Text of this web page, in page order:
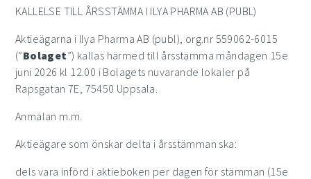
KALLELSE TILL ÅRSSTÄMMA I ILYA PHARMA AB (PUBL)
Aktieägarna i Ilya Pharma AB (publ), org.nr 559062-6015
(”Bolaget”) kallas härmed till årsstämma måndagen 15e
juni 2026 kl 12.00 i Bolagets nuvarande lokaler på
Rapsgatan 7E, 75450 Uppsala.
Anmälan m.m.
Aktieägare som önskar delta i årsstämman ska:
dels vara införd i aktieboken per dagen för stämman (15e